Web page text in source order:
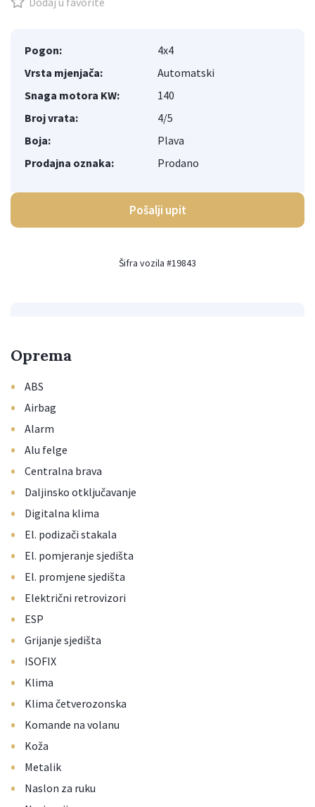
Pogon:
4x4
Vrsta mjenjača:
Automatski
Snaga motora KW:
140
Broj vrata:
4/5
Boja:
Plava
Prodajna oznaka:
Prodano
Pošalji upit
Šifra vozila #19843
Oprema
• ABS
• Airbag
• Alarm
• Alu felge
• Centralna brava
• Daljinsko otključavanje
• Digitalna klima
• El. podizači stakala
• El. pomjeranje sjedišta
• El. promjene sjedišta
• Električni retrovizori
• ESP
• Grijanje sjedišta
• ISOFIX
• Klima
• Klima četverozonska
• Komande na volanu
• Koža
• Metalik
• Naslon za ruku